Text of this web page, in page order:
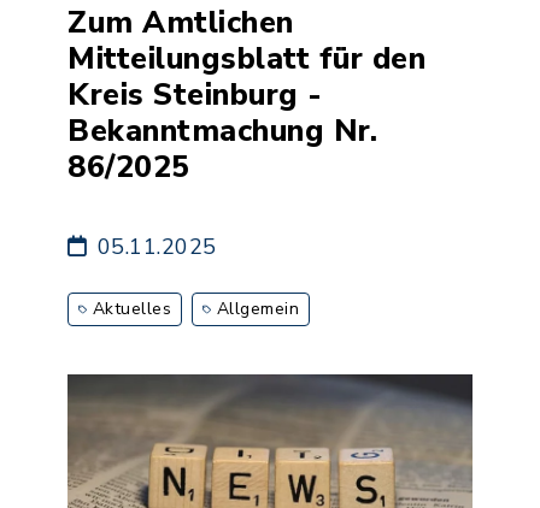
Zum Amtlichen
Mitteilungsblatt für den
Kreis Steinburg -
Bekanntmachung Nr.
86/2025
05.11.2025
Aktuelles Allgemein